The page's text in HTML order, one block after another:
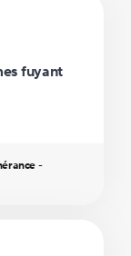
fuyant
-